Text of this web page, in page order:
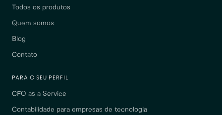
Todos os produtos
Quem somos
Blog
Contato
PARA O SEU PERFIL
CFO as a Service
Contabilidade para empresas de tecnologia